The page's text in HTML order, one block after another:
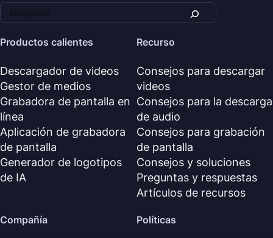
Productos calientes
Descargador de videos
Gestor de medios
Grabadora de pantalla en
línea
Aplicación de grabadora
de pantalla
Generador de logotipos
de IA
Recurso
Consejos para descargar
videos
Consejos para la descarga
de audio
Consejos para grabación
de pantalla
Consejos y soluciones
Preguntas y respuestas
Artículos de recursos
Compañía Políticas